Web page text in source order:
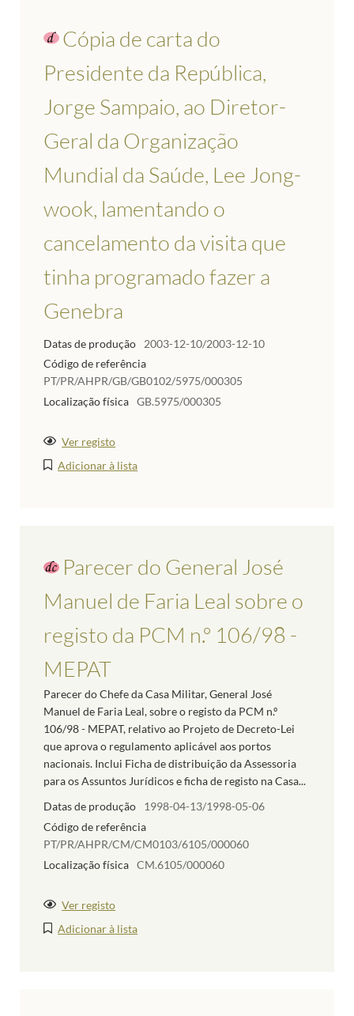
Cópia de carta do
Presidente da República,
Jorge Sampaio, ao Diretor-
Geral da Organização
Mundial da Saúde, Lee Jong-
wook, lamentando o
cancelamento da visita que
tinha programado fazer a
Genebra
Datas de produção
2003-12-10/2003-12-10
Código de referência
PT/PR/AHPR/GB/GB0102/5975/000305
Localização física GB.5975/000305
Ver registo
Adicionar à lista
Parecer do General José
Manuel de Faria Leal sobre o
registo da PCM n.º 106/98 -
MEPAT
Parecer do Chefe da Casa Militar, General José
Manuel de Faria Leal, sobre o registo da PCM n.º
106/98 - MEPAT, relativo ao Projeto de Decreto-Lei
que aprova o regulamento aplicável aos portos
nacionais. Inclui Ficha de distribuição da Assessoria
para os Assuntos Jurídicos e ficha de registo na Casa...
Datas de produção
1998-04-13/1998-05-06
Código de referência
PT/PR/AHPR/CM/CM0103/6105/000060
Localização física CM.6105/000060
Ver registo
Adicionar à lista